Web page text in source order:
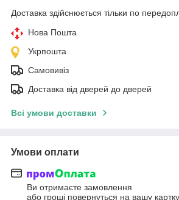
Доставка здійснюється тільки по
Нова Пошта
Укрпошта
Самовивіз
Доставка від дверей до дверей
Всі умови доставки
Умови оплати
Ви отримаєте замовлення
або гроші повернуться на вашу картку